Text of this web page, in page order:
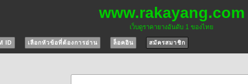
www.rakayang.com
เว็บดูราคายางอันดับ 1 ของไทย
ID เลือกหัวข้อที่ต้องการอ่าน ล็อคอิน สมัครสมาชิก